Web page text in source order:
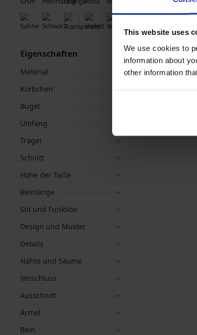
This website uses
We use cookies to
information about
other information
Eigenschaften
Material
Körbchen
Bügel
Umfang
Träger
Schnitt
Höhe der Taille
Beinlänge
Stil und Funktion
Design und Muster
Details
Nähte und Säume
Verschluss
Ausschnitt
Ärmel
Bein